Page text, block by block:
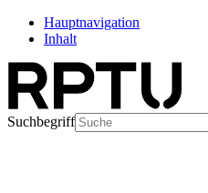
Hauptnavigation
Inhalt
Suchbegriff